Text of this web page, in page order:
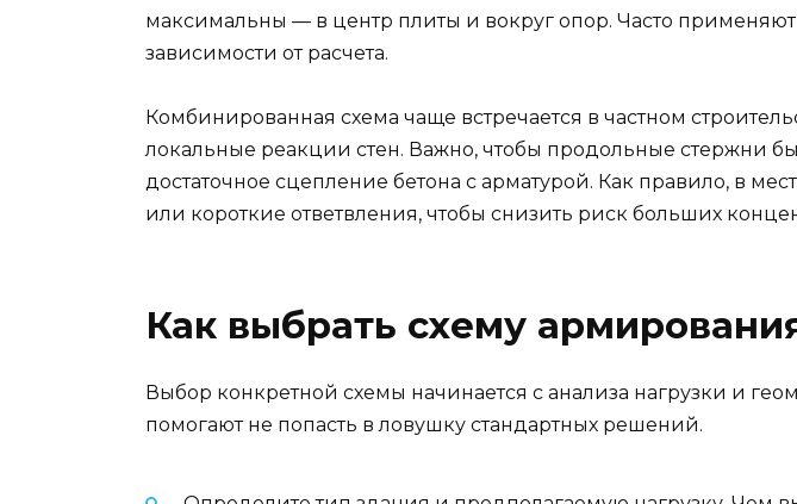
максимальны — в центр плиты и вокруг опор. Часто
зависимости от расчета.
Комбинированная схема чаще встречается в частном
локальные реакции стен. Важно, чтобы продольные стержни
достаточное сцепление бетона с арматурой. Как правило, в
или короткие ответвления, чтобы снизить риск больших
Как выбрать схему
Выбор конкретной схемы начинается с анализа нагрузки и
помогают не попасть в ловушку стандартных решений.